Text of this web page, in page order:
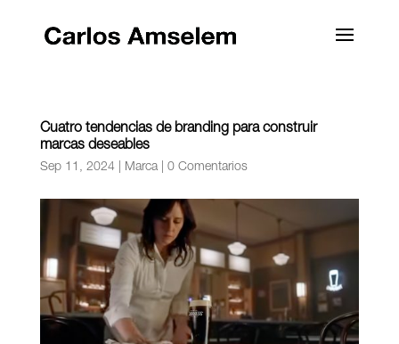
Cuatro tendencias de branding para construir
marcas deseables
Sep 11, 2024| Marca| 0 Comentarios